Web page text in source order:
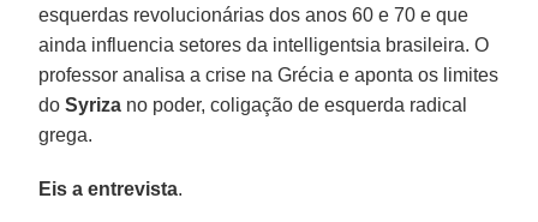
esquerdas revolucionárias dos anos 60 e 70 e que
ainda influencia setores da intelligentsia brasileira. O
professor analisa a crise na Grécia e aponta os limites
doSyriza no poder, coligação de esquerda radical
grega.
Eis a entrevista.